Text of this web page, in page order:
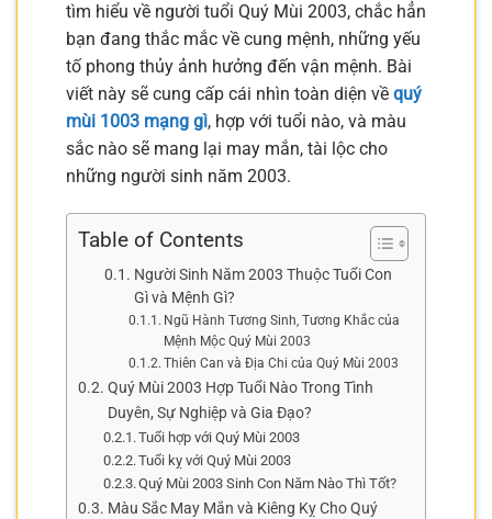
tìm hiểu về người tuổi Quý Mùi 2003, chắc hẳn
bạn đang thắc mắc về cung mệnh, những yếu
tố phong thủy ảnh hưởng đến vận mệnh. Bài
viết này sẽ cung cấp cái nhìn toàn diện về quý
mùi 1003 mạng gì, hợp với tuổi nào, và màu
sắc nào sẽ mang lại may mắn, tài lộc cho
những người sinh năm 2003.
Table of Contents
Người Sinh Năm 2003 Thuộc Tuổi Con
Gì và Mệnh Gì?
Ngũ Hành Tương Sinh, Tương Khắc của
Mệnh Mộc Quý Mùi 2003
Thiên Can và Địa Chi của Quý Mùi 2003
Quý Mùi 2003 Hợp Tuổi Nào Trong Tình
Duyên, Sự Nghiệp và Gia Đạo?
Tuổi hợp với Quý Mùi 2003
Tuổi kỵ với Quý Mùi 2003
Quý Mùi 2003 Sinh Con Năm Nào Thì Tốt?
Màu Sắc May Mắn và Kiêng Kỵ Cho Quý